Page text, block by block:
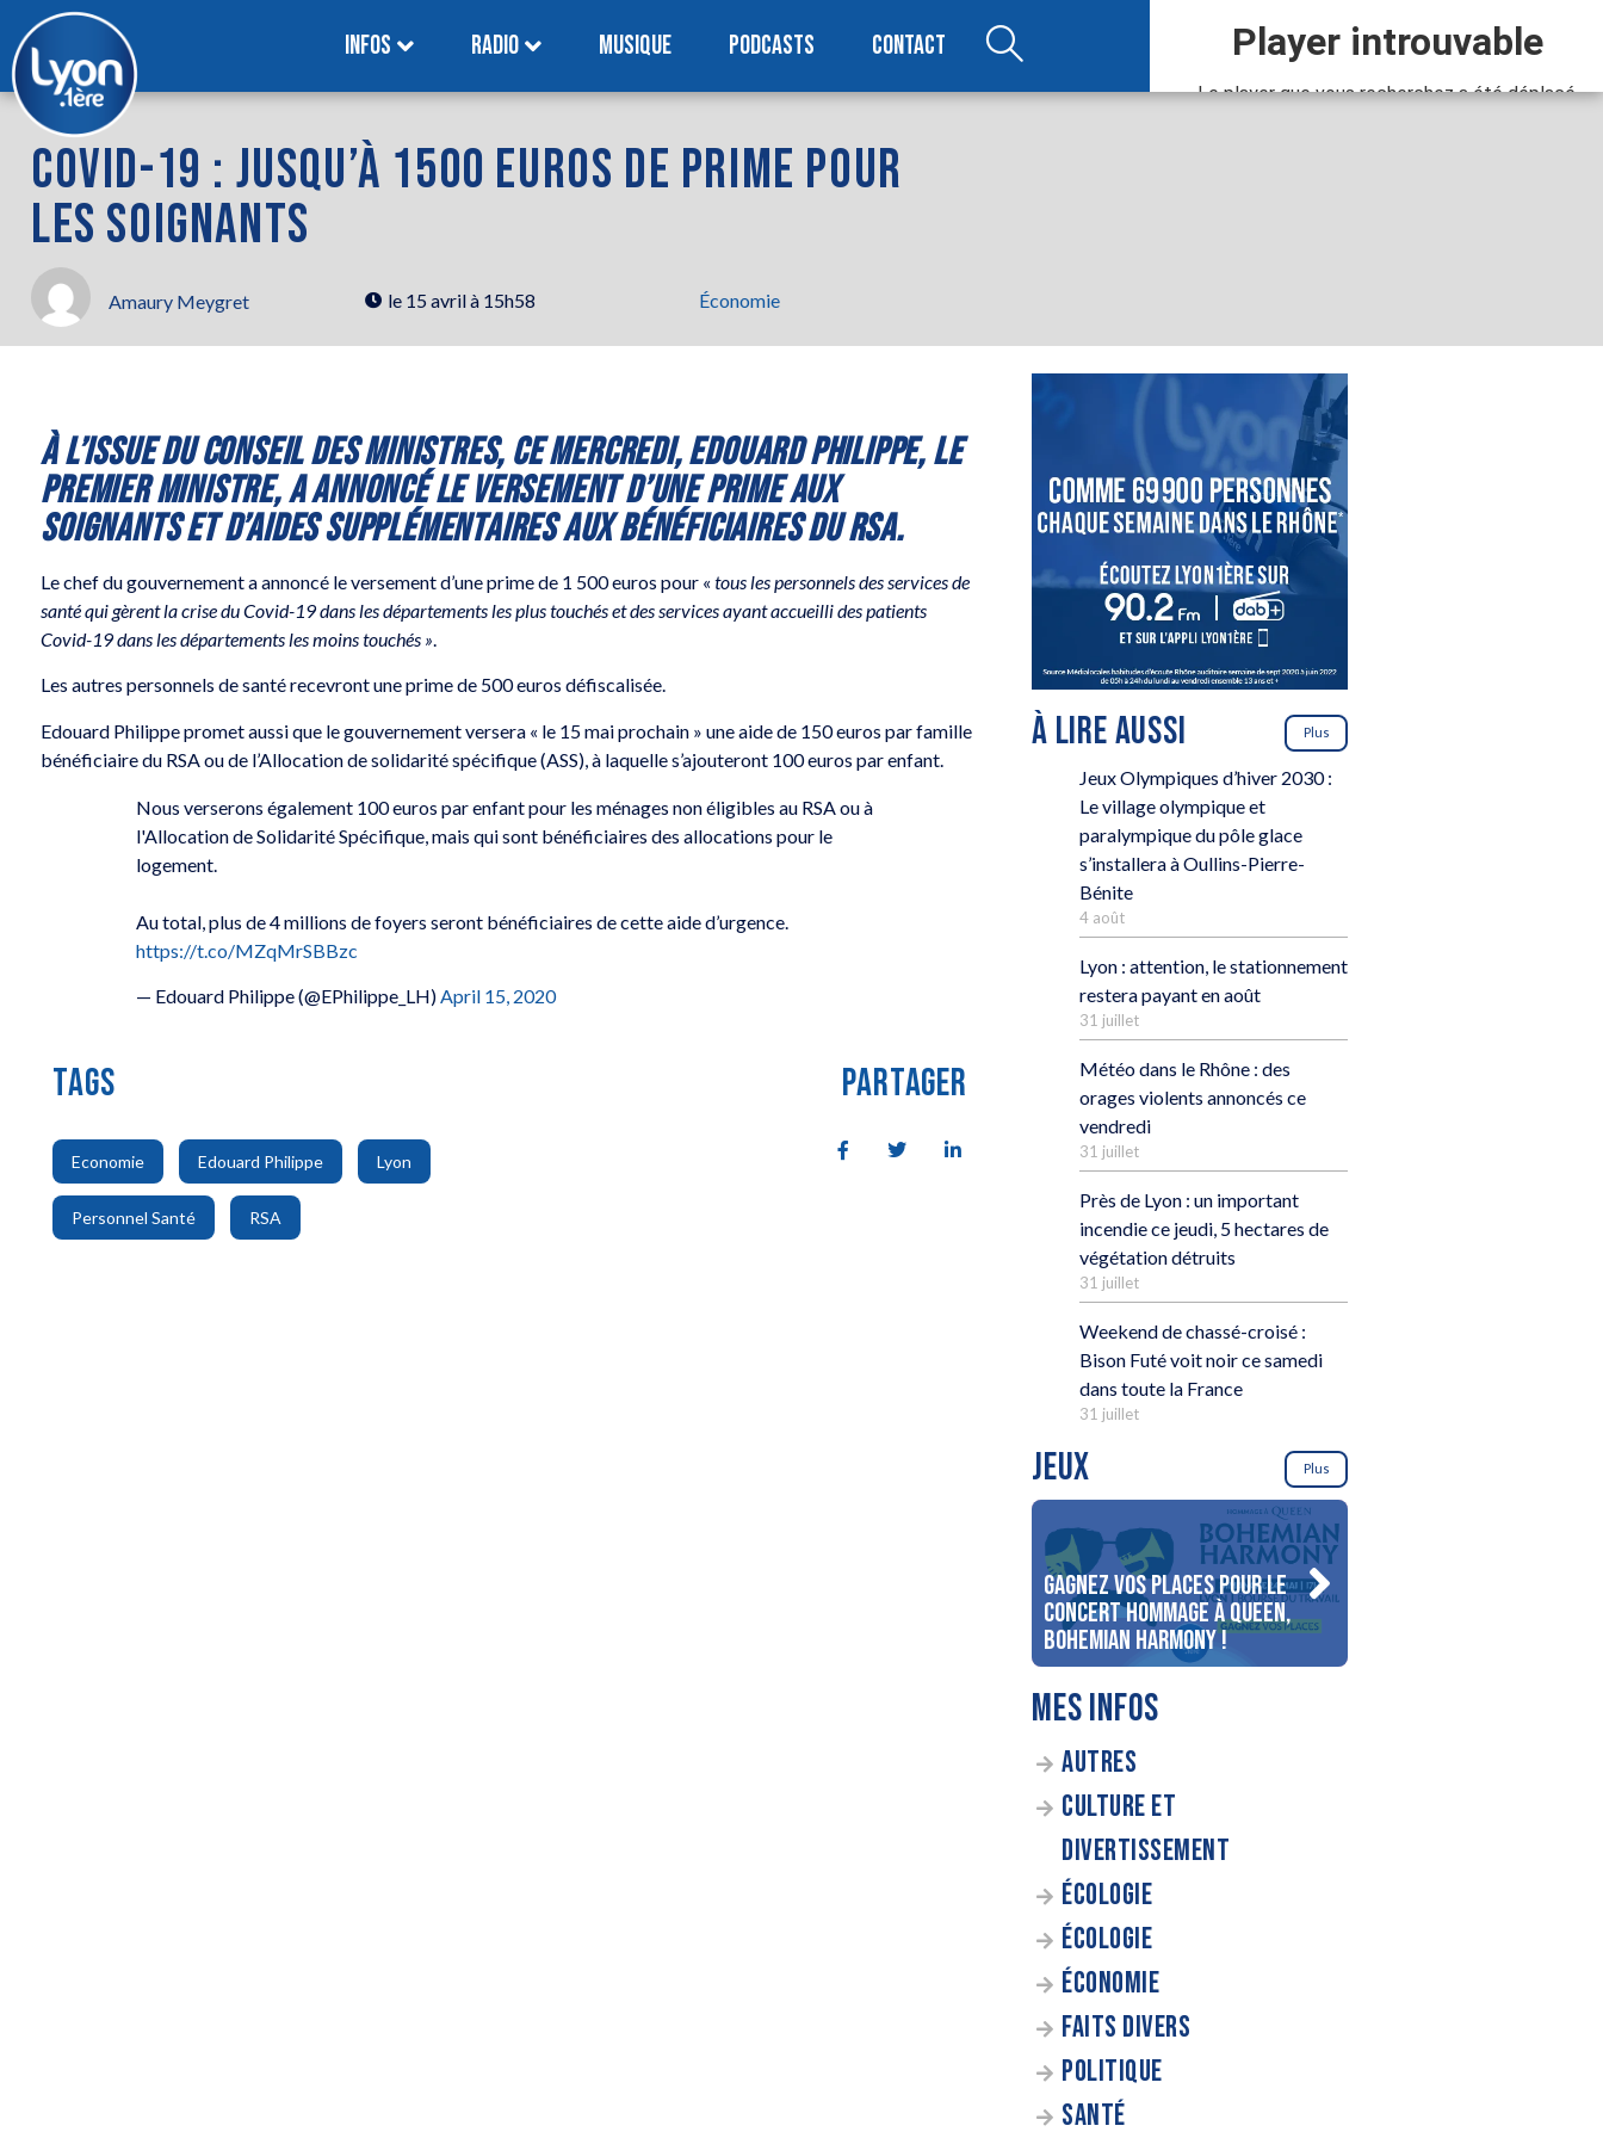
INFOS RADIO MUSIQUE PODCASTS CONTACT
COVID-19 : JUSQU’À 1500 EUROS DE PRIME POUR
LES SOIGNANTS
Amaury Meygret le 15 avril à 15h58 Économie
À L’ISSUE DU CONSEIL DES MINISTRES, CE MERCREDI, EDOUARD PHILIPPE, LE
PREMIER MINISTRE, A ANNONCÉ LE VERSEMENT D’UNE PRIME AUX
SOIGNANTS ET D’AIDES SUPPLÉMENTAIRES AUX BÉNÉFICIAIRES DU RSA.
Le chef du gouvernement a annoncé le versement d’une prime de 1 500 euros pour «tous les personnels des services de
santé qui gèrent la crise du Covid-19 dans les départements les plus touchés et des services ayant accueilli des patients
Covid-19 dans les départements les moins touchés ».
Les autres personnels de santé recevront une prime de 500 euros défiscalisée.
Edouard Philippe promet aussi que le gouvernement versera « le 15 mai prochain » une aide de 150 euros par famille
bénéficiaire du RSA ou de l’Allocation de solidarité spécifique (ASS), à laquelle s’ajouteront 100 euros par enfant.
Nous verserons également 100 euros par enfant pour les ménages non éligibles au RSA ou à
l'Allocation de Solidarité Spécifique, mais qui sont bénéficiaires des allocations pour le
logement.
Au total, plus de 4 millions de foyers seront bénéficiaires de cette aide d’urgence.
https://t.co/MZqMrSBBzc
— Edouard Philippe (@EPhilippe_LH)April 15, 2020
TAGS
Economie
,
Edouard Philippe
,
Lyon
Personnel Santé
,
RSA
PARTAGER
À LIRE AUSSI Plus
Jeux Olympiques d’hiver 2030 :
Le village olympique et
paralympique du pôle glace
s’installera à Oullins-Pierre-
Bénite
4 août
Lyon : attention, le stationnement
restera payant en août
31 juillet
Météo dans le Rhône : des
orages violents annoncés ce
vendredi
31 juillet
Près de Lyon : un important
incendie ce jeudi, 5 hectares de
végétation détruits
31 juillet
Weekend de chassé-croisé :
Bison Futé voit noir ce samedi
dans toute la France
31 juillet
JEUX Plus
Gagnez vos places pour le
concert Hommage à Queen,
Bohemian Harmony !
MES INFOS
AUTRES
CULTURE ET
DIVERTISSEMENT
ÉCOLOGIE
ÉCOLOGIE
ÉCONOMIE
FAITS DIVERS
POLITIQUE
SANTÉ